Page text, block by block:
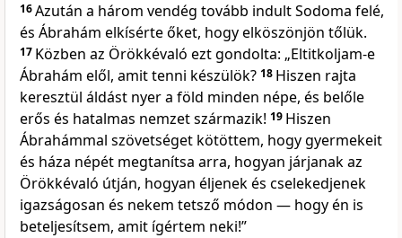
16Azután a három vendég tovább indult Sodoma felé,
és Ábrahám elkísérte őket, hogy elköszönjön tőlük.
17 Közben az Örökkévaló ezt gondolta: „Eltitkoljam-e
Ábrahám elől, amit tenni készülök? 18 Hiszen rajta
keresztül áldást nyer a föld minden népe, és belőle
erős és hatalmas nemzet származik! 19 Hiszen
Ábrahámmal szövetséget kötöttem, hogy gyermekeit
és háza népét megtanítsa arra, hogyan járjanak az
Örökkévaló útján, hogyan éljenek és cselekedjenek
igazságosan és nekem tetsző módon — hogy én is
beteljesítsem, amit ígértem neki!”